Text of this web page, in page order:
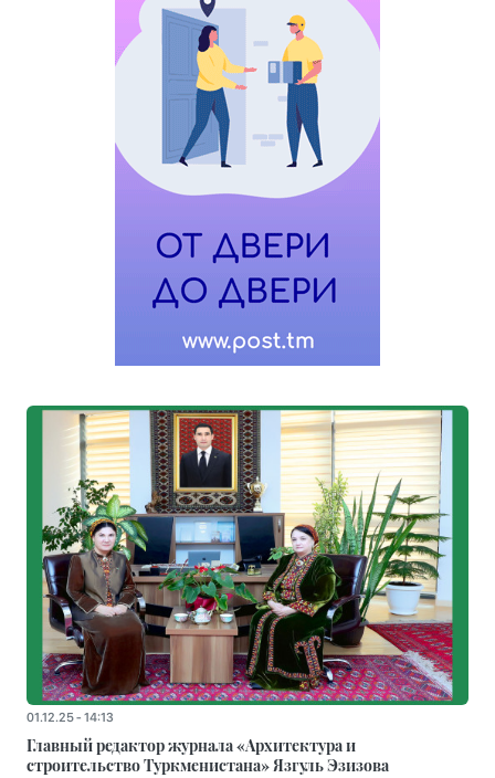
01.12.25 - 14:13
Главный редактор журнала «Архитектура и
строительство Туркменистана» Язгуль Эзизова